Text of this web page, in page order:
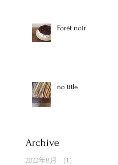
Forêt noir
no title
Archive
2022年8月 （1）